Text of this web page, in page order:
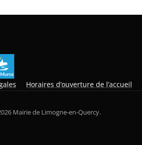
Horaires d’ouverture de l’accueil
Mairie de Limogne-en-Quercy.